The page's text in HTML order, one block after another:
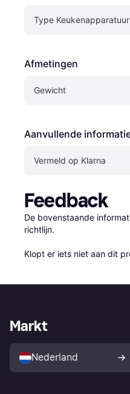
Type Keukenapparatuur
Afmetingen
Gewicht
Aanvullende
Vermeld op Klarna
Feedback
De bovenstaande
richtlijn.
Klopt er iets niet aan dit
Markt
Nederland